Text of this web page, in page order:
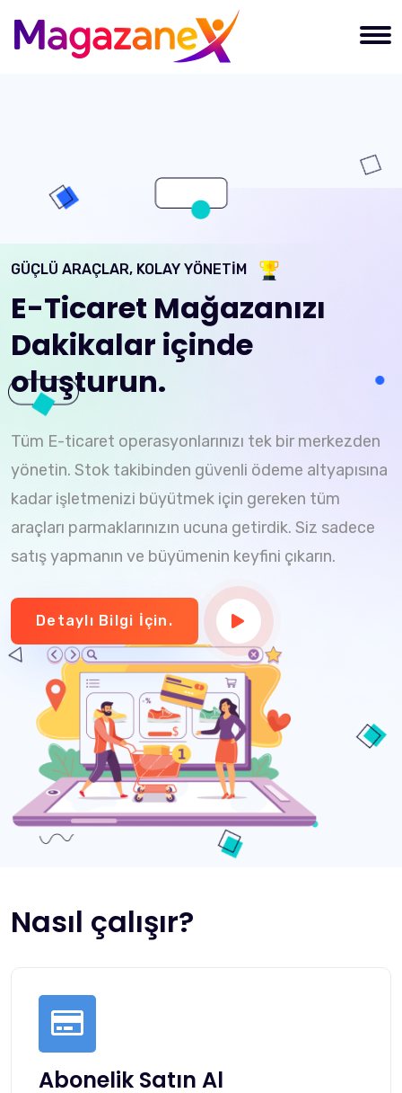
GÜÇLÜ ARAÇLAR, KOLAY YÖNETİM
E-Ticaret Mağazanızı
Dakikalar içinde
oluşturun.
Tüm E-ticaret operasyonlarınızı tek bir merkezden
yönetin. Stok takibinden güvenli ödeme altyapısına
kadar işletmenizi büyütmek için gereken tüm
araçları parmaklarınızın ucuna getirdik. Siz sadece
satış yapmanın ve büyümenin keyfini çıkarın.
Detaylı Bilgi İçin.
Nasıl çalışır?
Abonelik Satın Al